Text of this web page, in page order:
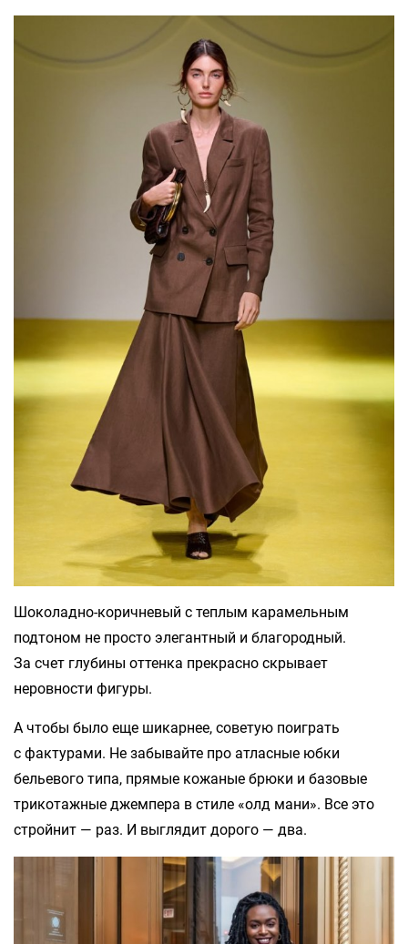
Шоколадно-коричневый с теплым карамельным
подтоном не просто элегантный и благородный.
За счет глубины оттенка прекрасно скрывает
неровности фигуры.
А чтобы было еще шикарнее, советую поиграть
с фактурами. Не забывайте про атласные юбки
бельевого типа, прямые кожаные брюки и базовые
трикотажные джемпера в стиле «олд мани». Все это
стройнит — раз. И выглядит дорого — два.